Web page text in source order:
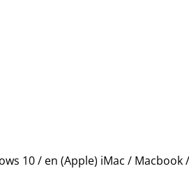
10 / en (Apple) iMac / Macbook